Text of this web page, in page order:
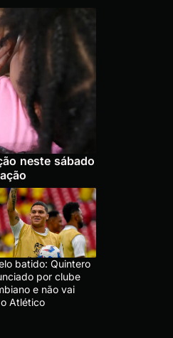
neste sábado
batido: Quintero
por clube
e não vai
Atlético